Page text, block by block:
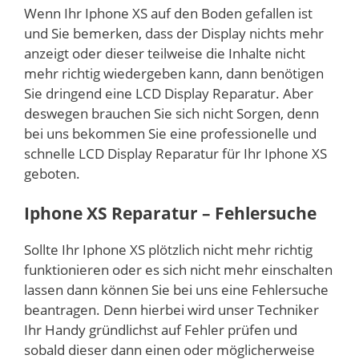
Wenn Ihr Iphone XS auf den Boden gefallen ist
und Sie bemerken, dass der Display nichts mehr
anzeigt oder dieser teilweise die Inhalte nicht
mehr richtig wiedergeben kann, dann benötigen
Sie dringend eine LCD Display Reparatur. Aber
deswegen brauchen Sie sich nicht Sorgen, denn
bei uns bekommen Sie eine professionelle und
schnelle LCD Display Reparatur für Ihr Iphone XS
geboten.
Iphone XS Reparatur – Fehlersuche
Sollte Ihr Iphone XS plötzlich nicht mehr richtig
funktionieren oder es sich nicht mehr einschalten
lassen dann können Sie bei uns eine Fehlersuche
beantragen. Denn hierbei wird unser Techniker
Ihr Handy gründlichst auf Fehler prüfen und
sobald dieser dann einen oder möglicherweise